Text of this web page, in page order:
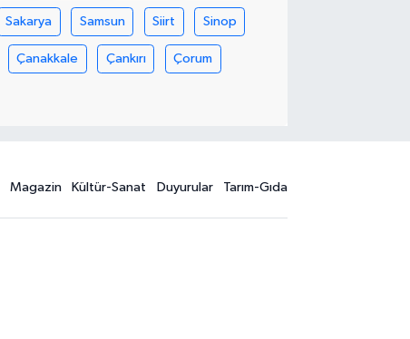
Sakarya Samsun Siirt Sinop
Çanakkale Çankırı Çorum
Magazin Kültür-Sanat Duyurular Tarım-Gıda